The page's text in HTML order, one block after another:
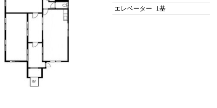
エレベーター
1基